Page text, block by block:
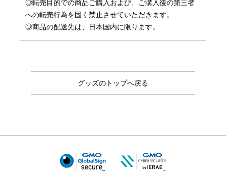
◎転売目的での商品ご購入および、ご購入後の第三者
への転売行為を固く禁止させていただきます。
◎商品の配送先は、日本国内に限ります。
グッズのトップへ戻る